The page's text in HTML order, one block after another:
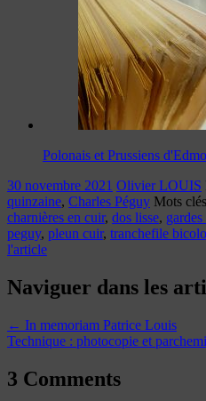
Polonais et Prussiens
30 novembre 2021 Olivier LOUIS
quinzaine, Charles Péguy Mots
charnières en cuir, dos lisse,
peguy, pleun cuir, tranchefile
l'article
Naviguer dans les
← In memoriam Patrice Louis
Technique : photocopie et
3 Comments